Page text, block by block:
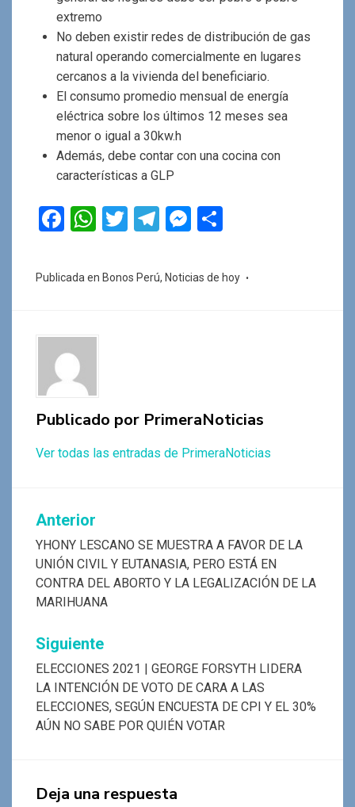
extremo
No deben existir redes de distribución de gas
natural operando comercialmente en lugares
cercanos a la vivienda del beneficiario.
El consumo promedio mensual de energía
eléctrica sobre los últimos 12 meses sea
menor o igual a 30kw.h
Además, debe contar con una cocina con
características a GLP
F
ce
o
k
W
at
p
T
tt
T
e
M
se m
Publicada en Bonos Perú, Noticias de hoy
Publicado por PrimeraNoticias
Ver todas las entradas de PrimeraNoticias
Navegación
de
entradas
Anterior
YHONY LESCANO SE MUESTRA A FAVOR DE LA
UNIÓN CIVIL Y EUTANASIA, PERO ESTÁ EN
CONTRA DEL ABORTO Y LA LEGALIZACIÓN DE LA
MARIHUANA
Siguiente
ELECCIONES 2021 | GEORGE FORSYTH LIDERA
LA INTENCIÓN DE VOTO DE CARA A LAS
ELECCIONES, SEGÚN ENCUESTA DE CPI Y EL 30%
AÚN NO SABE POR QUIÉN VOTAR
Deja una respuesta